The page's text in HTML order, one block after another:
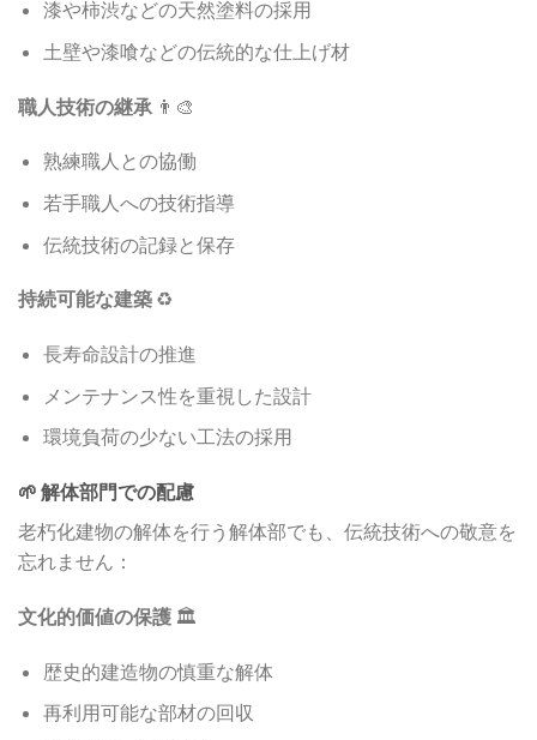
漆や柿渋などの天然塗料の採用
土壁や漆喰などの伝統的な仕上げ材
職人技術の継承 👨‍🎨
熟練職人との協働
若手職人への技術指導
伝統技術の記録と保存
持続可能な建築 ♻️
長寿命設計の推進
メンテナンス性を重視した設計
環境負荷の少ない工法の採用
🌱 解体部門での配慮
老朽化建物の解体を行う解体部でも、伝統技術への敬意を
忘れません：
文化的価値の保護 🏛️
歴史的建造物の慎重な解体
再利用可能な部材の回収